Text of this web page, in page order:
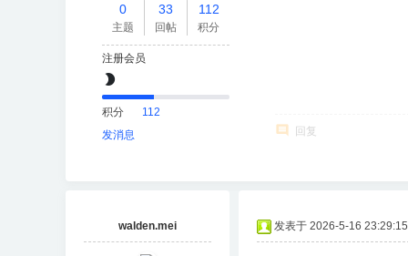
0
主题
33
回帖
112
积分
注册会员
积分
112
发消息
回复
walden.mei 发表于 2026-5-16 23:29:15